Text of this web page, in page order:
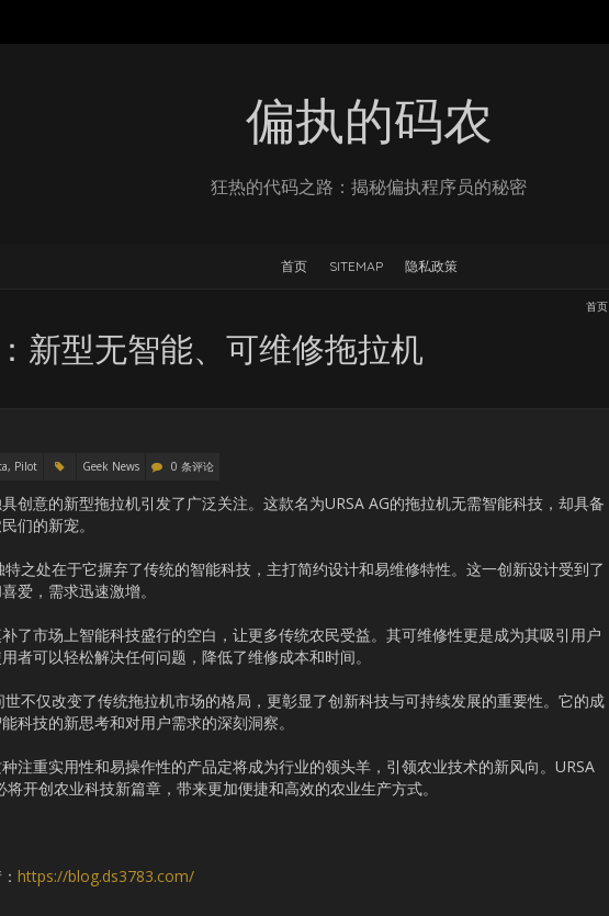
偏执的码农
狂热的代码之路：揭秘偏执程序员的秘密
首页 SITEMAP 隐私政策
首页
新型无智能、可维修拖拉机
Pilot Geek News 0 条评论
创意的新型拖拉机引发了广泛关注。这款名为URSA AG的拖拉机无需智能科技，却具备
们的新宠。
特之处在于它摒弃了传统的智能科技，主打简约设计和易维修特性。这一创新设计受到了
爱，需求迅速激增。
了市场上智能科技盛行的空白，让更多传统农民受益。其可维修性更是成为其吸引用户
者可以轻松解决任何问题，降低了维修成本和时间。
世不仅改变了传统拖拉机市场的格局，更彰显了创新科技与可持续发展的重要性。它的成
科技的新思考和对用户需求的深刻洞察。
注重实用性和易操作性的产品定将成为行业的领头羊，引领农业技术的新风向。URSA
开创农业科技新篇章，带来更加便捷和高效的农业生产方式。
https://blog.ds3783.com/